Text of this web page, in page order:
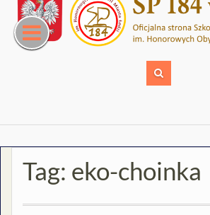
content
Tag: eko-choinka